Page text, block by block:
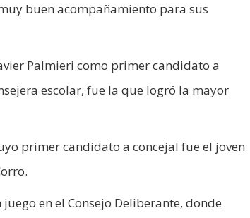
buen acompañamiento para sus
Palmieri como primer candidato a
escolar, fue la que logró la mayor
primer candidato a concejal fue el joven
en el Consejo Deliberante, donde